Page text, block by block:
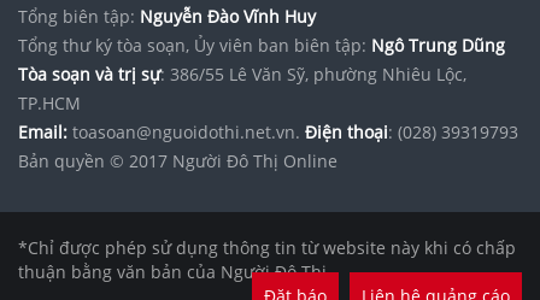
Tổng biên tập: Nguyễn Đào Vĩnh Huy
Tổng thư ký tòa soạn, Ủy viên ban biên tập: Ngô Trung Dũng
Tòa soạn và trị sự: 386/55 Lê Văn Sỹ, phường Nhiêu Lộc,
TP.HCM
Email: toasoan@nguoidothi.net.vn. Điện thoại: (028) 39319793
Bản quyền © 2017 Người Đô Thị Online
*Chỉ được phép sử dụng thông tin từ website này khi có chấp
thuận bằng văn bản của Người Đô Thị.
Đặt báo
Liên hệ quảng cáo